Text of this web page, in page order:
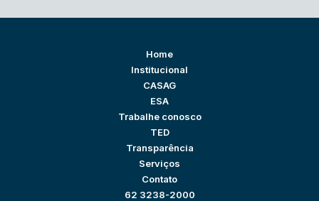
Home
Institucional
CASAG
ESA
Trabalhe conosco
TED
Transparência
Serviços
Contato
62 3238-2000